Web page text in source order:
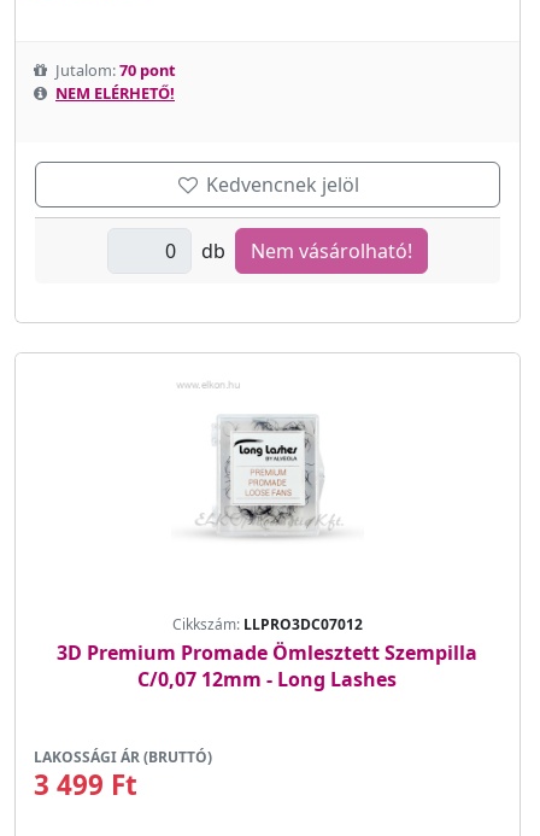
Jutalom:70 pont
NEM ELÉRHETŐ!
Kedvencnek jelöl
db Nem vásárolható!
Cikkszám: LLPRO3DC07012
3D Premium Promade Ömlesztett Szempilla
C/0,07 12mm - Long Lashes
LAKOSSÁGI ÁR (BRUTTÓ)
3 499 Ft